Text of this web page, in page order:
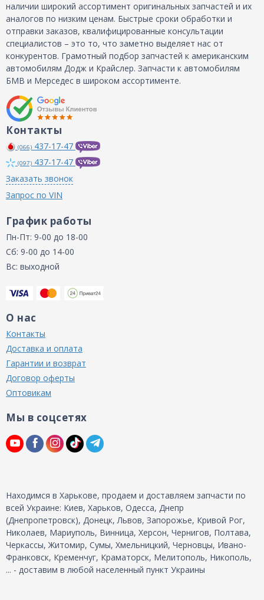
наличии широкий ассортимент оригинальных запчастей и их
аналогов по низким ценам. Быстрые сроки обработки и
отправки заказов, квалифицированные консультации
специалистов – это то, что заметно выделяет нас от
конкурентов. Грамотный подбор запчастей к американским
автомобилям Додж и Крайслер. Запчасти к автомобилям
БМВ и Мерседес в широком ассортименте.
Контакты
(066) 437-17-47
(097) 437-17-47
Заказать звонок
Запрос по VIN
График работы
Пн-Пт: 9-00 до 18-00
Сб: 9-00 до 14-00
Вс: выходной
О нас
Контакты
Доставка и оплата
Гарантии и возврат
Договор оферты
Оптовикам
Мы в соцсетях
Находимся в Харькове, продаем и доставляем запчасти по
всей Украине: Киев, Харьков, Одесса, Днепр
(Днепропетровск), Донецк, Львов, Запорожье, Кривой Рог,
Николаев, Мариуполь, Винница, Херсон, Чернигов, Полтава,
Черкассы, Житомир, Сумы, Хмельницкий, Черновцы, Ивано-
Франковск, Кременчуг, Краматорск, Мелитополь, Никополь,
... - доставим в любой населенный пункт Украины